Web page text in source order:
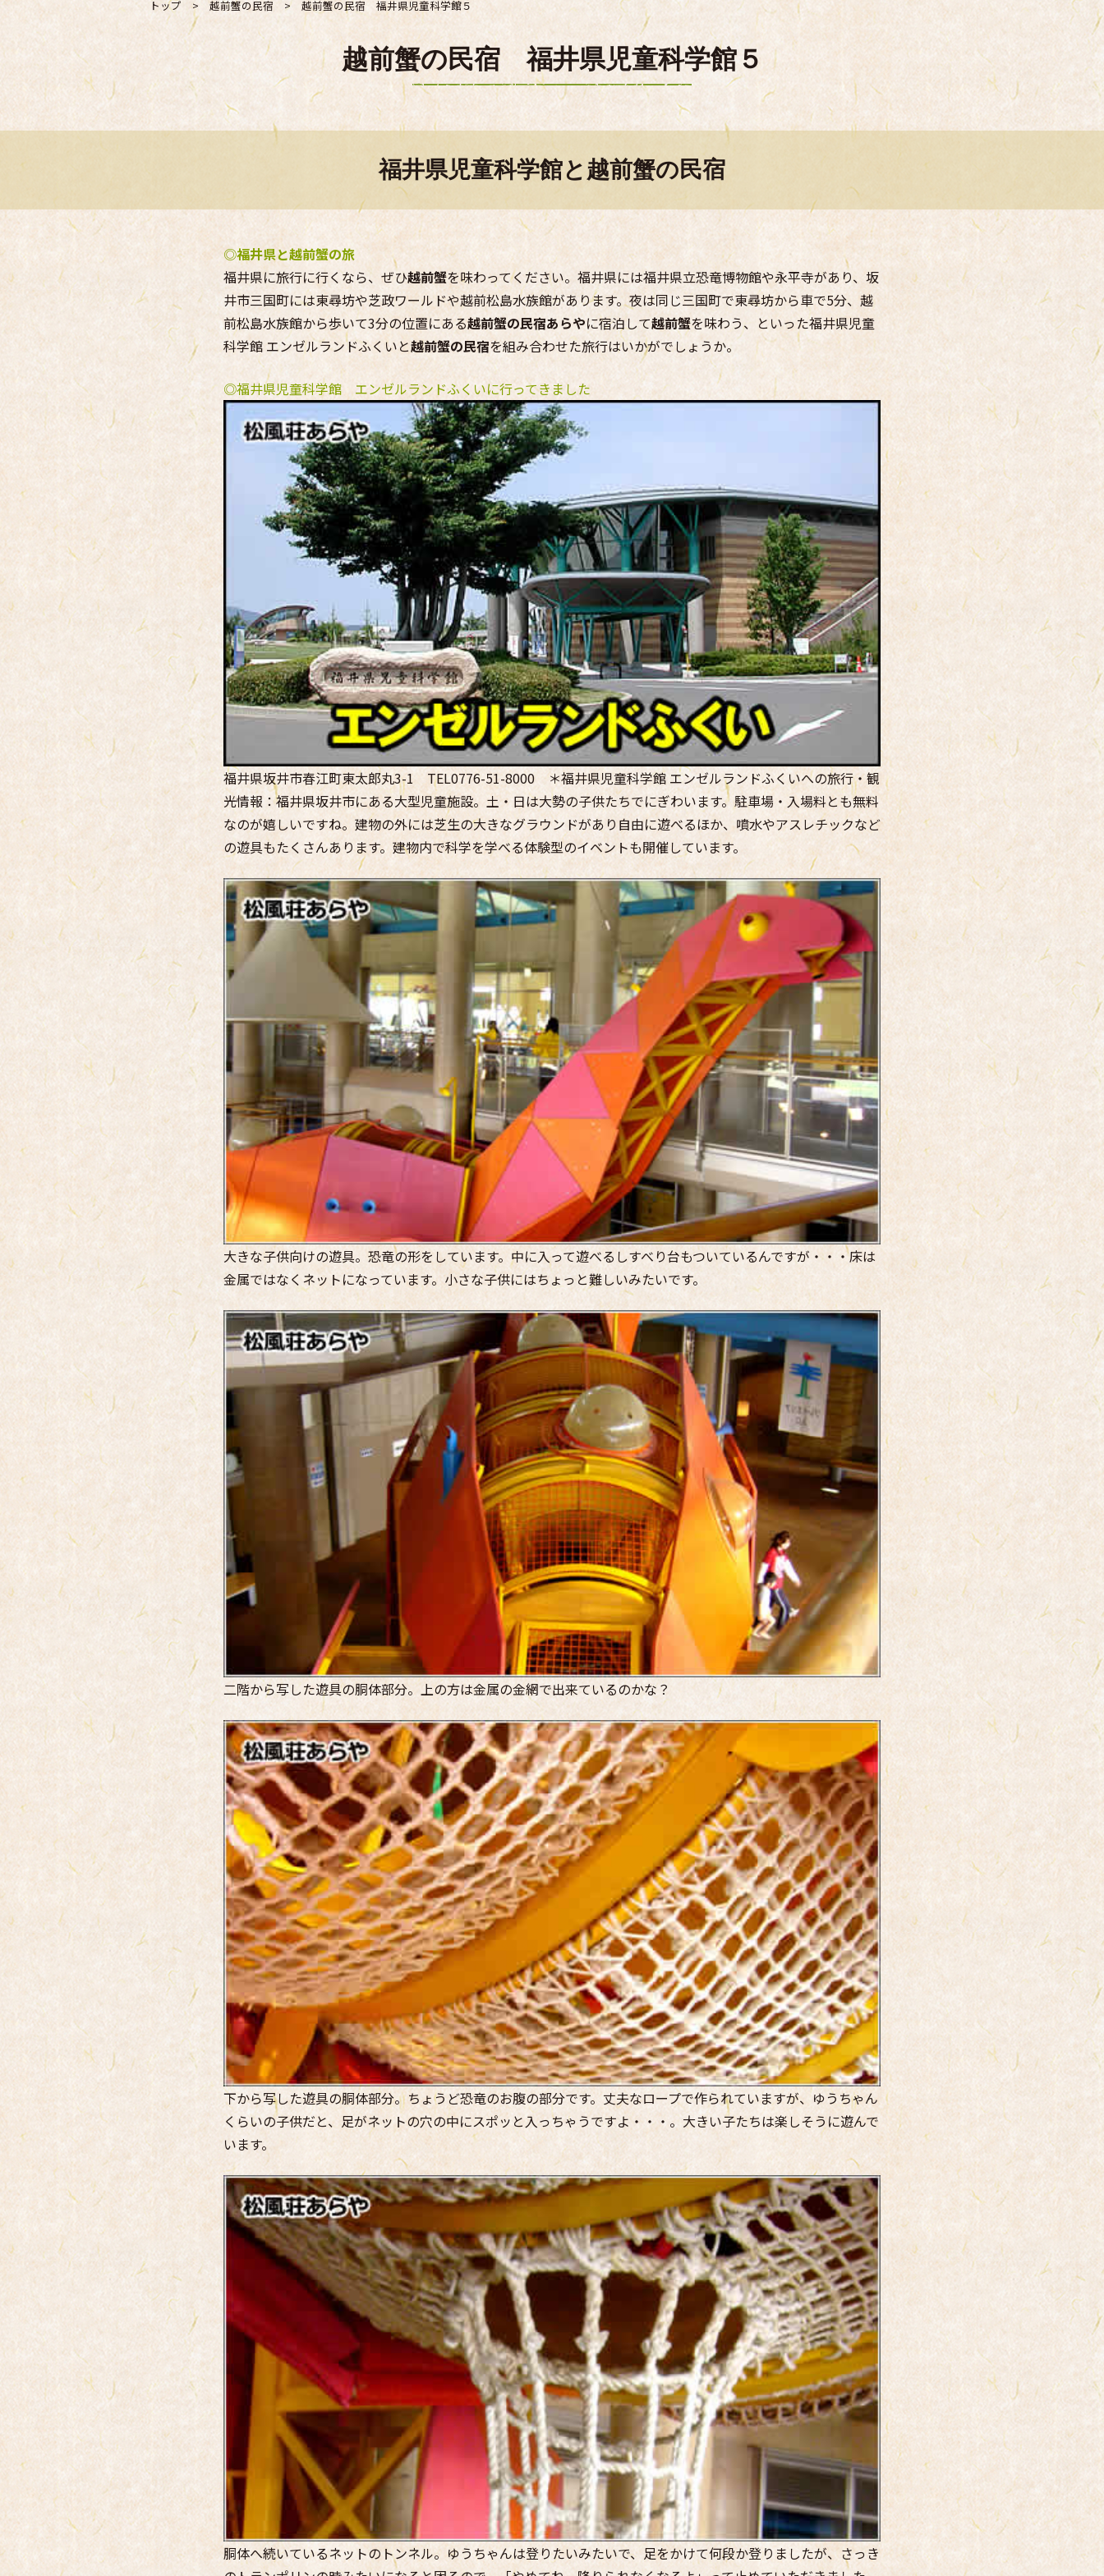
トップ > 越前蟹の民宿 > 越前蟹の民宿 福井県児童科学館５
越前蟹の民宿 福井県児童科学館５
福井県児童科学館と越前蟹の民宿
◎福井県と越前蟹の旅
福井県に旅行に行くなら、ぜひ越前蟹を味わってください。福井県には福井県立恐竜博物館や永平寺があり、坂
井市三国町には東尋坊や芝政ワールドや越前松島水族館があります。夜は同じ三国町で東尋坊から車で5分、越
前松島水族館から歩いて3分の位置にある越前蟹の民宿あらやに宿泊して越前蟹を味わう、といった福井県児童
科学館 エンゼルランドふくいと越前蟹の民宿を組み合わせた旅行はいかがでしょうか。
◎福井県児童科学館 エンゼルランドふくいに行ってきました
福井県坂井市春江町東太郎丸3-1 TEL0776-51-8000 ＊福井県児童科学館 エンゼルランドふくいへの旅行・観
光情報：福井県坂井市にある大型児童施設。土・日は大勢の子供たちでにぎわいます。駐車場・入場料とも無料
なのが嬉しいですね。建物の外には芝生の大きなグラウンドがあり自由に遊べるほか、噴水やアスレチックなど
の遊具もたくさんあります。建物内で科学を学べる体験型のイベントも開催しています。
大きな子供向けの遊具。恐竜の形をしています。中に入って遊べるしすべり台もついているんですが・・・床は
金属ではなくネットになっています。小さな子供にはちょっと難しいみたいです。
二階から写した遊具の胴体部分。上の方は金属の金網で出来ているのかな？
下から写した遊具の胴体部分。ちょうど恐竜のお腹の部分です。丈夫なロープで作られていますが、ゆうちゃん
くらいの子供だと、足がネットの穴の中にスポッと入っちゃうですよ・・・。大きい子たちは楽しそうに遊んで
います。
胴体へ続いているネットのトンネル。ゆうちゃんは登りたいみたいで、足をかけて何段か登りましたが、さっき